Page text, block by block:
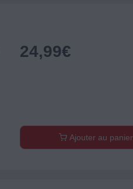
24,99€
Ajouter au panier